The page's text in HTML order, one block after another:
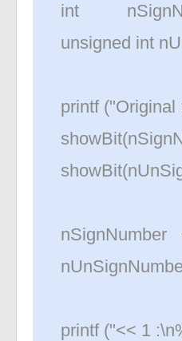
int
unsigned int
printf ("Original
nSignNumber
printf ("<< 1